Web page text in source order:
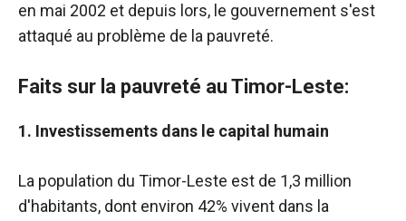
en mai 2002 et depuis lors, le gouvernement s'est
attaqué au problème de la pauvreté.
Faits sur la pauvreté au Timor-Leste:
1. Investissements dans le capital humain
La population du Timor-Leste est de 1,3 million
d'habitants, dont environ 42% vivent dans la